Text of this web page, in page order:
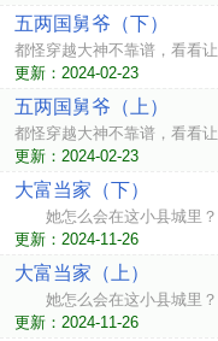
五两国舅爷（下）
都怪穿越大神不靠谱，看看
更新：2024-02-23
五两国舅爷（上）
都怪穿越大神不靠谱，看看
更新：2024-02-23
大富当家（下）
她怎么会在这小县城里
更新：2024-11-26
大富当家（上）
她怎么会在这小县城里
更新：2024-11-26